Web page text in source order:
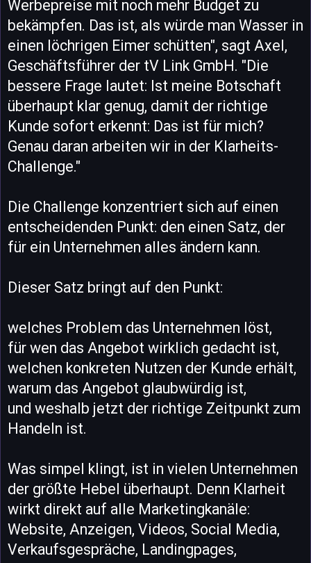
Werbepreise mit noch mehr Budget zu
bekämpfen. Das ist, als würde man Wasser in
einen löchrigen Eimer schütten", sagt Axel,
Geschäftsführer der tV Link GmbH. "Die
bessere Frage lautet: Ist meine Botschaft
überhaupt klar genug, damit der richtige
Kunde sofort erkennt: Das ist für mich?
Genau daran arbeiten wir in der Klarheits-
Challenge."
Die Challenge konzentriert sich auf einen
entscheidenden Punkt: den einen Satz, der
für ein Unternehmen alles ändern kann.
Dieser Satz bringt auf den Punkt:
welches Problem das Unternehmen löst,
für wen das Angebot wirklich gedacht ist,
welchen konkreten Nutzen der Kunde erhält,
warum das Angebot glaubwürdig ist,
und weshalb jetzt der richtige Zeitpunkt zum
Handeln ist.
Was simpel klingt, ist in vielen Unternehmen
der größte Hebel überhaupt. Denn Klarheit
wirkt direkt auf alle Marketingkanäle:
Website, Anzeigen, Videos, Social Media,
Verkaufsgespräche, Landingpages,